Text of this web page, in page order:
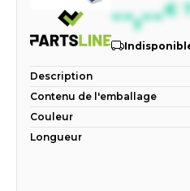
--,--€
Description
Contenu de l'emballage
Couleur
Longueur